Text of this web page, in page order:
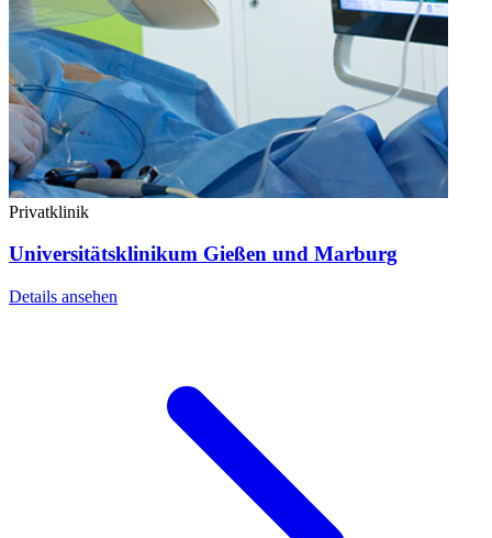
Privatklinik
Universitätsklinikum Gießen und Marburg
Details ansehen